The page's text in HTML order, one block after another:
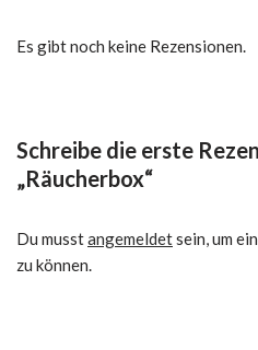
Es gibt noch keine Rezensionen.
Schreibe die erste
„Räucherbox“
Du musstangemeldetsein, um
zu können.